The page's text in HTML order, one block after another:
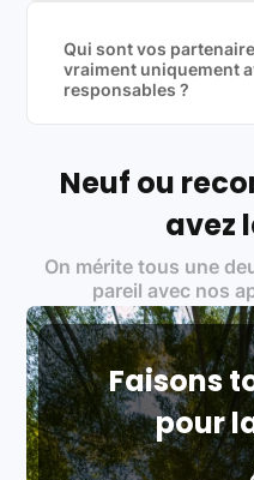
produits officiels de
reconditionné de haute
Qui sont vos
vraiment uniquement
responsables ?
Labels
traitement des
Produits testés et
rigoureux (80 à
fonction des
Respect des
référentiel
Neuf ou
avez
On mérite tous une
pareil avec nos
Faisons
pour